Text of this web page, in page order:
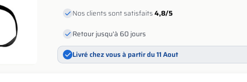
Nos clients sont satisfaits4,8/5
Retour jusqu'à 60 jours
Livré chez vous à partir du 11 Aout